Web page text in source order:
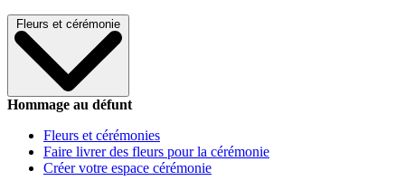
Fleurs et cérémonie
Hommage au défunt
Fleurs et cérémonies
Faire livrer des fleurs pour la cérémonie
Créer votre espace cérémonie